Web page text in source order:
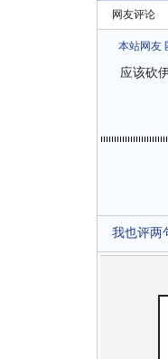
网友评论
本站网友
应该砍
我也评两